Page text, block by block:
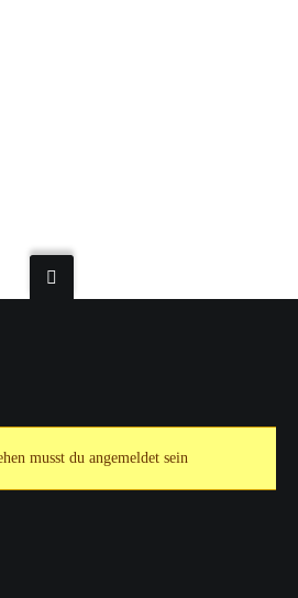
musst du angemeldet sein